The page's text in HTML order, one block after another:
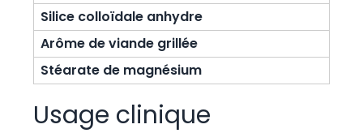
Silice colloïdale anhydre
Arôme de viande grillée
Stéarate de magnésium
Usage clinique